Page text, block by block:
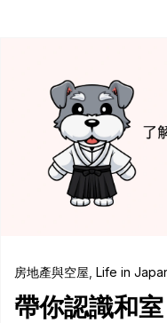
房地產與空屋 Life in
帶你認識和